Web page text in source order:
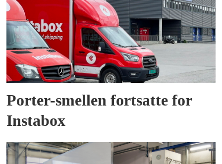
Porter-smellen fortsatte for
Instabox